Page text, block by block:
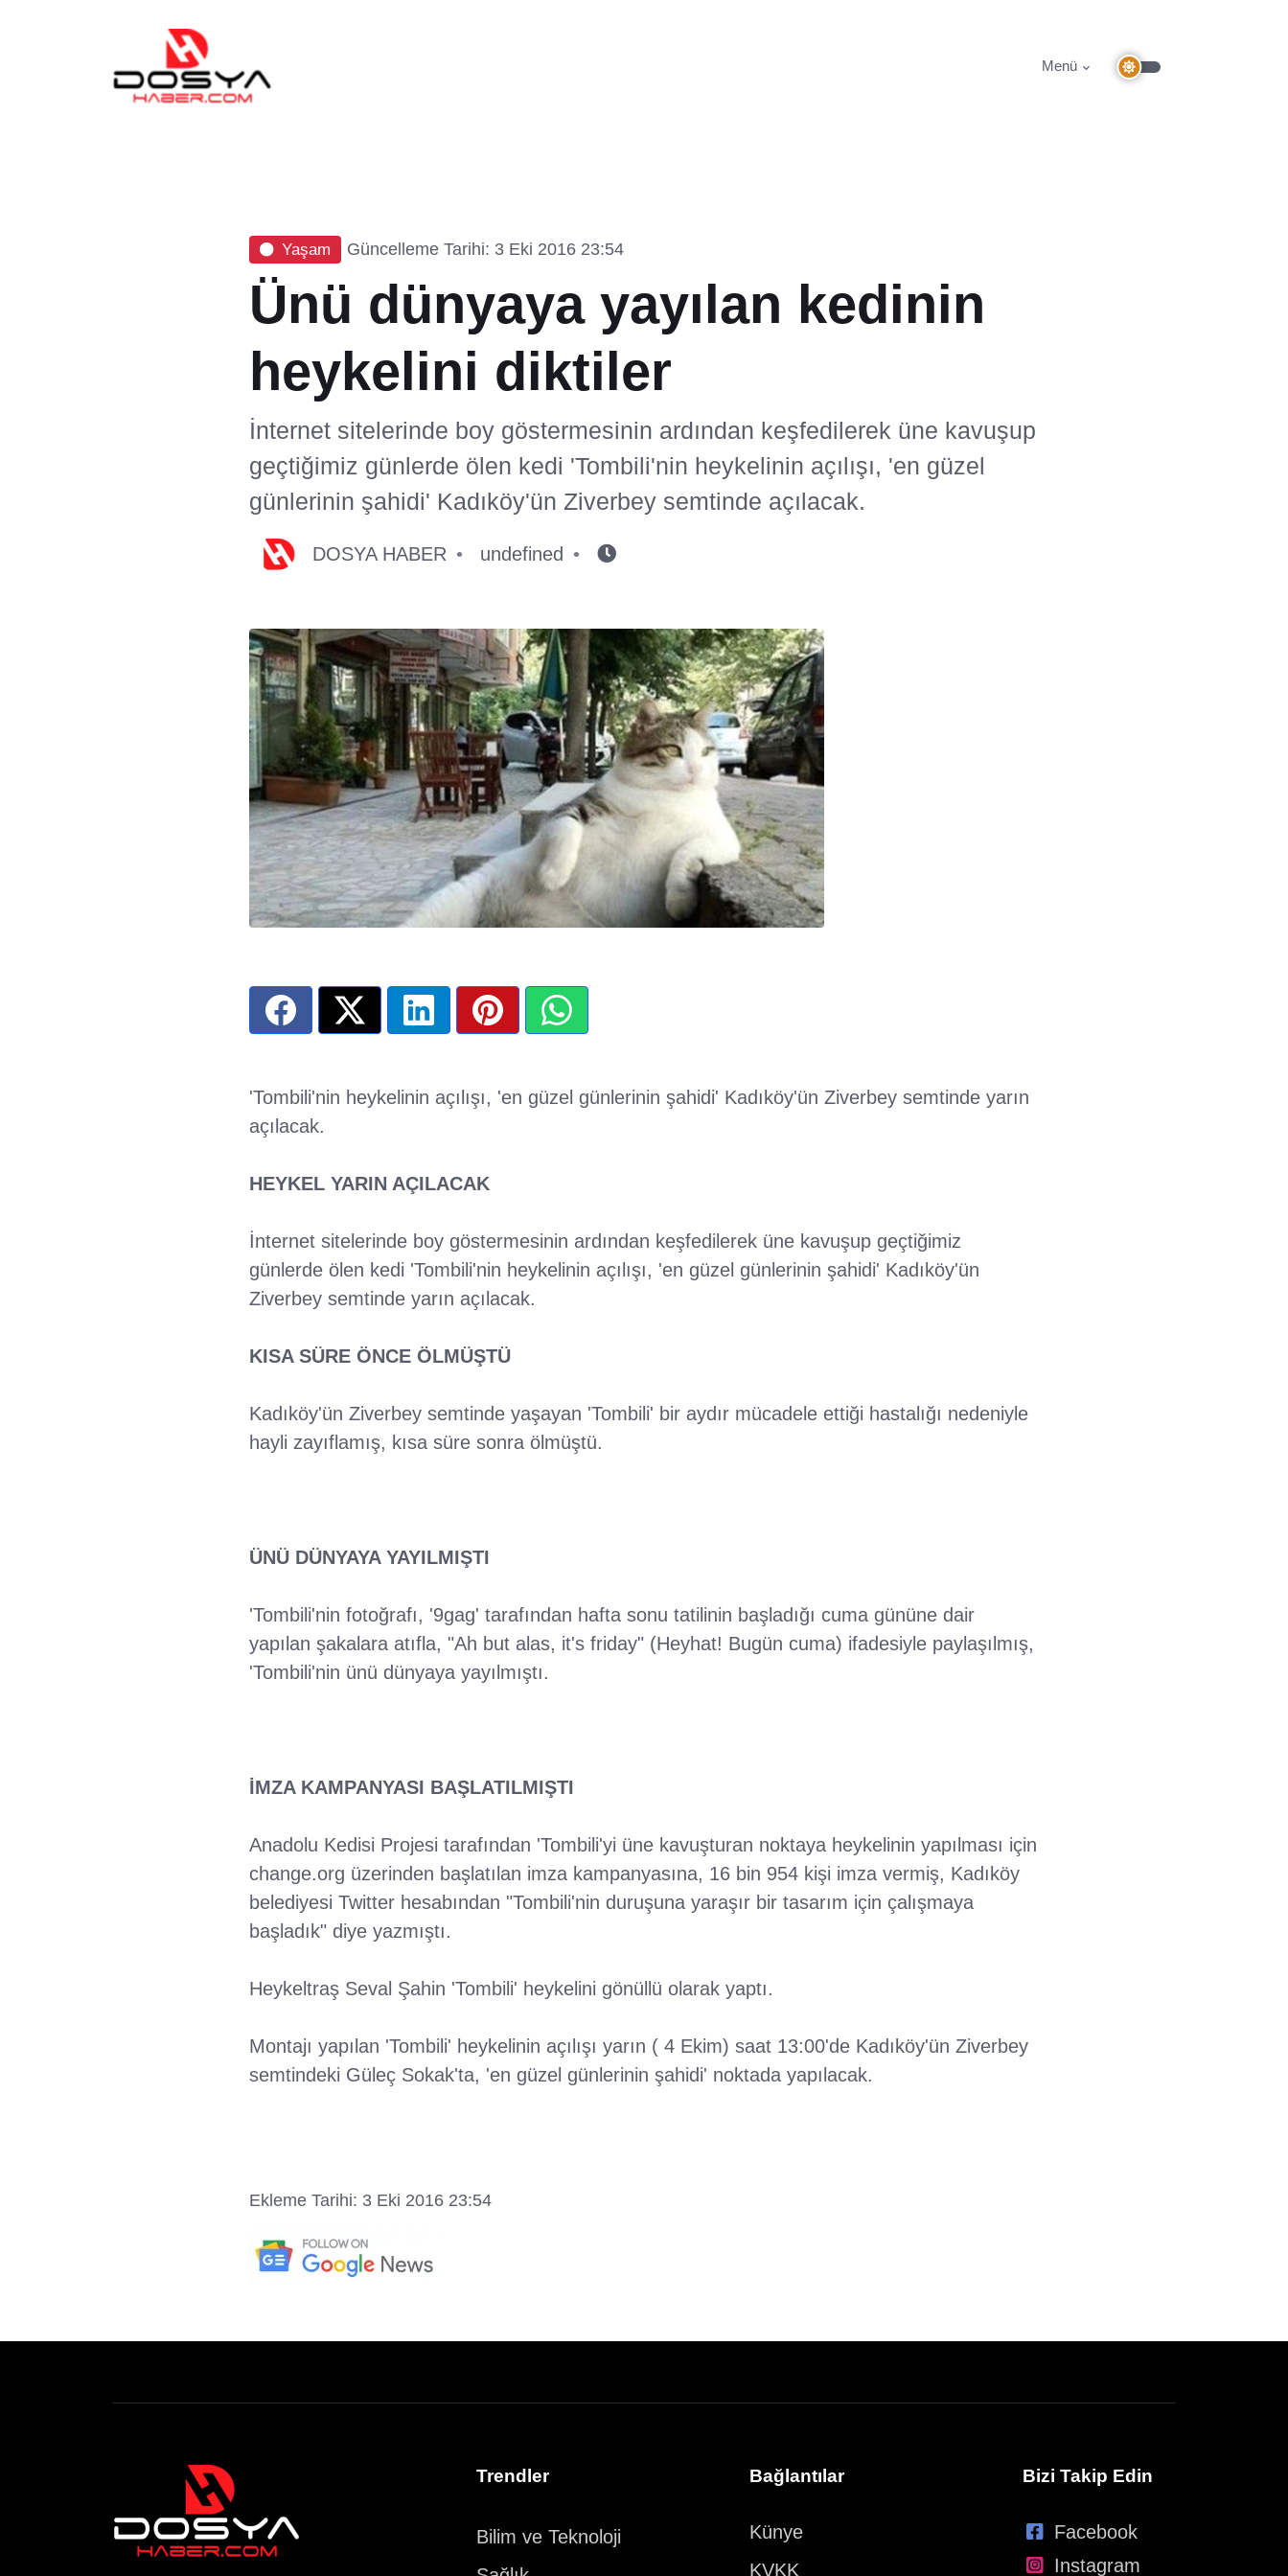
Menü
Yaşam Güncelleme Tarihi: 3 Eki 2016 23:54
Ünü dünyaya yayılan kedinin
heykelini diktiler
İnternet sitelerinde boy göstermesinin ardından keşfedilerek üne kavuşup
geçtiğimiz günlerde ölen kedi 'Tombili'nin heykelinin açılışı, 'en güzel
günlerinin şahidi' Kadıköy'ün Ziverbey semtinde açılacak.
DOSYA HABER undefined
'Tombili'nin heykelinin açılışı, 'en güzel günlerinin şahidi' Kadıköy'ün Ziverbey semtinde yarın
açılacak.
HEYKEL YARIN AÇILACAK
İnternet sitelerinde boy göstermesinin ardından keşfedilerek üne kavuşup geçtiğimiz
günlerde ölen kedi 'Tombili'nin heykelinin açılışı, 'en güzel günlerinin şahidi' Kadıköy'ün
Ziverbey semtinde yarın açılacak.
KISA SÜRE ÖNCE ÖLMÜŞTÜ
Kadıköy'ün Ziverbey semtinde yaşayan 'Tombili' bir aydır mücadele ettiği hastalığı nedeniyle
hayli zayıflamış, kısa süre sonra ölmüştü.
ÜNÜ DÜNYAYA YAYILMIŞTI
'Tombili'nin fotoğrafı, '9gag' tarafından hafta sonu tatilinin başladığı cuma gününe dair
yapılan şakalara atıfla, "Ah but alas, it's friday" (Heyhat! Bugün cuma) ifadesiyle paylaşılmış,
'Tombili'nin ünü dünyaya yayılmıştı.
İMZA KAMPANYASI BAŞLATILMIŞTI
Anadolu Kedisi Projesi tarafından 'Tombili'yi üne kavuşturan noktaya heykelinin yapılması için
change.org üzerinden başlatılan imza kampanyasına, 16 bin 954 kişi imza vermiş, Kadıköy
belediyesi Twitter hesabından "Tombili'nin duruşuna yaraşır bir tasarım için çalışmaya
başladık" diye yazmıştı.
Heykeltraş Seval Şahin 'Tombili' heykelini gönüllü olarak yaptı.
Montajı yapılan 'Tombili' heykelinin açılışı yarın ( 4 Ekim) saat 13:00'de Kadıköy'ün Ziverbey
semtindeki Güleç Sokak'ta, 'en güzel günlerinin şahidi' noktada yapılacak.
Ekleme Tarihi: 3 Eki 2016 23:54
Trendler
Bilim ve Teknoloji
Bağlantılar
Künye
KVKK
Bizi Takip Edin
Facebook
Instagram